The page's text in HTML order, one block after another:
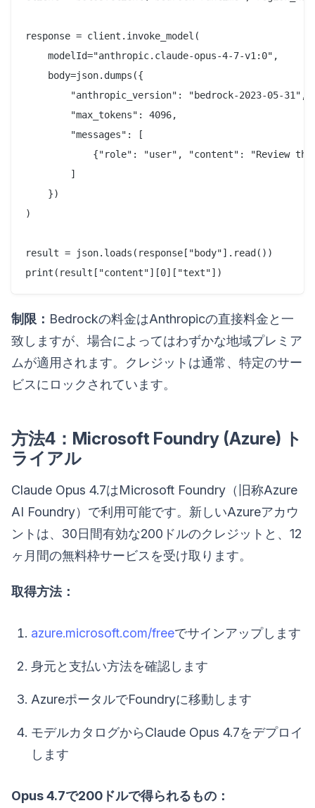
response = client.invoke_model(
    modelId="anthropic.claude-opus-4-7-v1:0",
    body=json.dumps({
        "anthropic_version": "bedrock-2023-05-31",
        "max_tokens": 4096,
        "messages": [
{"role": "user", "content": "Review
        ]
    })
)
result = json.loads(response["body"].read())
制限： Bedrockの料金はAnthropicの直接料金と一
致しますが、場合によってはわずかな地域プレミア
ムが適用されます。クレジットは通常、特定のサー
ビスにロックされています。
方法4：Microsoft Foundry (Azure) ト
ライアル
Claude Opus 4.7はMicrosoft Foundry（旧称Azure
AI Foundry）で利用可能です。新しいAzureアカウ
ントは、30日間有効な200ドルのクレジットと、12
ヶ月間の無料枠サービスを受け取ります。
取得方法：
azure.microsoft.com/freeでサインアップします
身元と支払い方法を確認します
AzureポータルでFoundryに移動します
モデルカタログからClaude Opus 4.7をデプロイ
します
Opus 4.7で200ドルで得られるもの：